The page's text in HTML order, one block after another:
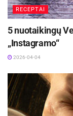
RECEPTAI
5 nuotaikingų
„Instagramo“
2026-04-04